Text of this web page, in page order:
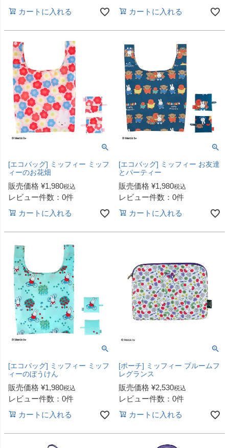
カートに入れる
カートに入れる
[エコバッグ] ミッフィー ミッフ
ィーのお花畑
販売価格 ¥1,980税込
レビュー件数：0件
カートに入れる
[エコバッグ] ミッフィー お友達
とパーティー
販売価格 ¥1,980税込
レビュー件数：0件
カートに入れる
[エコバッグ] ミッフィー ミッフ
ィーのぼうけん
販売価格 ¥1,980税込
レビュー件数：0件
カートに入れる
[ポーチ] ミッフィー ブルームフ
レグランス
販売価格 ¥2,530税込
レビュー件数：0件
カートに入れる